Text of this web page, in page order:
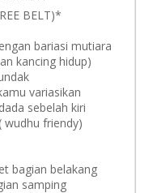
BELT)*
bariasi mutiara
kancing hidup)
variasikan
sebelah kiri
wudhu friendy)
bagian belakang
samping